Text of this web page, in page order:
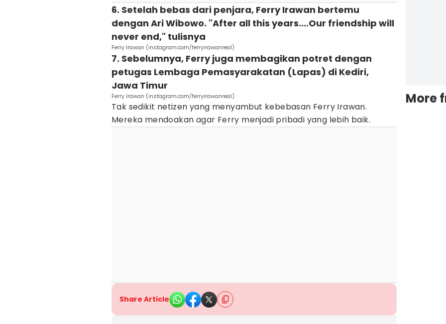
6. Setelah bebas dari penjara, Ferry Irawan bertemu
dengan Ari Wibowo. "After all this years....Our friendship will
never end," tulisnya
Ferry Irawan (instagram.com/ferryirawanreal)
7. Sebelumnya, Ferry juga membagikan potret dengan
petugas Lembaga Pemasyarakatan (Lapas) di Kediri,
Jawa Timur
Ferry Irawan (instagram.com/ferryirawanreal)
Tak sedikit netizen yang menyambut kebebasan Ferry Irawan.
Mereka mendoakan agar Ferry menjadi pribadi yang lebih baik.
Share Article
More